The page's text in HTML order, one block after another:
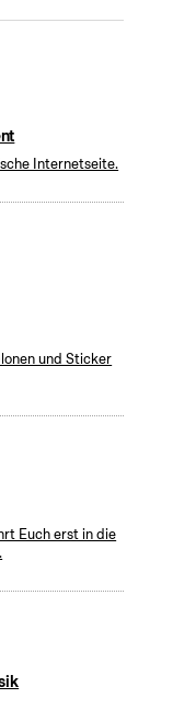
Internetseite.
und Sticker
Euch erst in die